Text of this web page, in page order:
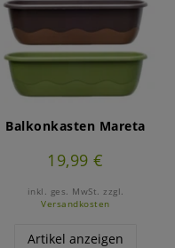
Balkonkasten Mareta
19,99 €
inkl. ges. MwSt. zzgl.
Versandkosten
Artikel anzeigen